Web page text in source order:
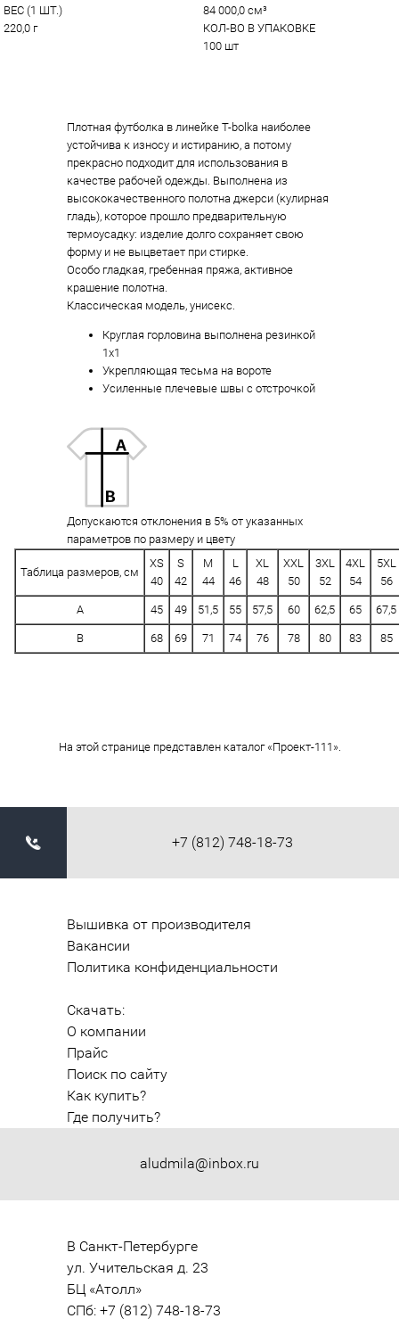
ВЕС (1 ШТ.)
220,0 г
84 000,0 см³
КОЛ-ВО В УПАКОВКЕ
100 шт
Плотная футболка в линейке T-bolka наиболее
устойчива к износу и истиранию, а потому
прекрасно подходит для использования в
качестве рабочей одежды. Выполнена из
высококачественного полотна джерси (кулирная
гладь), которое прошло предварительную
термоусадку: изделие долго сохраняет свою
форму и не выцветает при стирке.
Особо гладкая, гребенная пряжа, активное
крашение полотна.
Классическая модель, унисекс.
Круглая горловина выполнена резинкой
1x1
Укрепляющая тесьма на вороте
Усиленные плечевые швы с отстрочкой
Допускаются отклонения в 5% от указанных
параметров по размеру и цвету
Таблица размеров, см
XS
40
S
42
M
44
L
46
XL
48
XXL
50
3XL
52
4XL
54
5XL
56
A 45 49 51,5 55 57,5 60 62,5 65 67,5
B 68 69 71 74 76 78 80 83 85
На этой странице представлен каталог «Проект-111».
+7 (812) 748-18-73
aludmila@inbox.ru
Вышивка от производителя
Вакансии
Политика конфиденциальности
Скачать:
О компании
Прайс
Поиск по сайту
Как купить?
Где получить?
В Санкт-Петербурге
ул. Учительская д. 23
БЦ «Атолл»
СПб: +7 (812) 748-18-73